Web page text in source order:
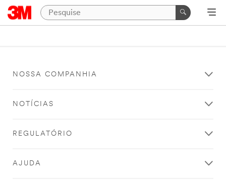
NOSSA COMPANHIA
NOTÍCIAS
REGULATÓRIO
AJUDA